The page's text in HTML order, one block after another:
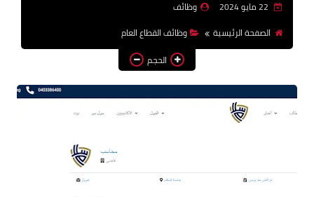
بالجامعات والمعاهد
اخبار
وظائف
الصفحة الرئيسية
وظائف القطاع العام
الحجم